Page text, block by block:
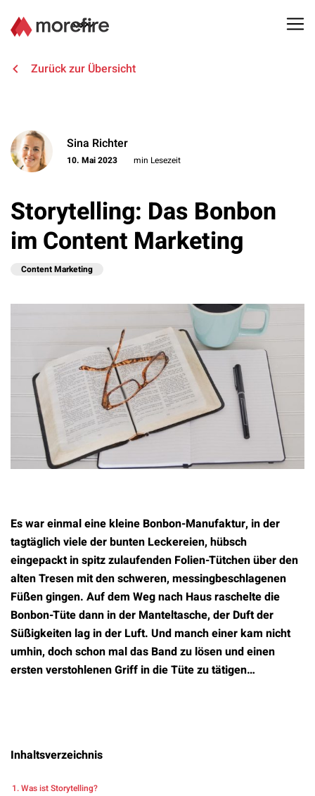
Lösungen
Über uns
Newsletter
Kontakt
Zurück zur Übersicht
Sina Richter
10. Mai 2023 min Lesezeit
Storytelling: Das Bonbon
im Content Marketing
Content Marketing
Es war einmal eine kleine Bonbon-Manufaktur, in der
tagtäglich viele der bunten Leckereien, hübsch
eingepackt in spitz zulaufenden Folien-Tütchen über den
alten Tresen mit den schweren, messingbeschlagenen
Füßen gingen. Auf dem Weg nach Haus raschelte die
Bonbon-Tüte dann in der Manteltasche, der Duft der
Süßigkeiten lag in der Luft. Und manch einer kam nicht
umhin, doch schon mal das Band zu lösen und einen
ersten verstohlenen Griff in die Tüte zu tätigen…
Inhaltsverzeichnis
Was ist Storytelling?